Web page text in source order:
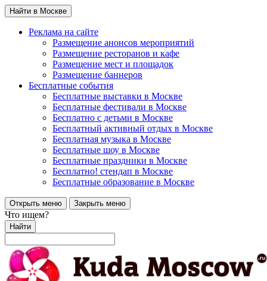
Найти в Москве
Реклама на сайте
Размещение анонсов мероприятий
Размещение ресторанов и кафе
Размещение мест и площадок
Размещение баннеров
Бесплатные события
Бесплатные выставки в Москве
Бесплатные фестивали в Москве
Бесплатно с детьми в Москве
Бесплатный активный отдых в Москве
Бесплатная музыка в Москве
Бесплатные шоу в Москве
Бесплатные праздники в Москве
Бесплатно! стендап в Москве
Бесплатные образование в Москве
Открыть меню Закрыть меню
Что ищем?
Найти